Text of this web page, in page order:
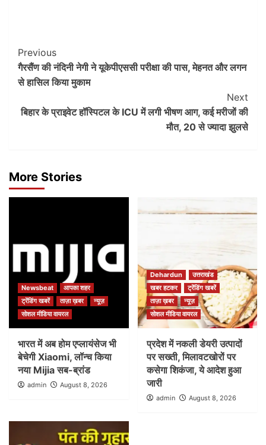
Post
Navigation
Previous
गैरसैंण की नंदिनी नेगी ने यूकेपीएससी परीक्षा की पास, मेहनत और लगन
से हासिल किया मुकाम
Next
बिहार के प्राइवेट हॉस्पिटल के ICU में लगी भीषण आग, कई मरीजों की
मौत, 20 से ज्यादा झुलसे
More Stories
Newsbeat
आपका शहर
ट्रेंडिंग खबरें
ताज़ा ख़बर
न्यूज़
सोशल मीडिया वायरल
भारत में अब होम एप्लायंसेज भी
बेचेगी Xiaomi, लॉन्च किया
नया Mijia सब-ब्रांड
admin August 8, 2026
Dehardun
उत्तराखंड
खबर हटकर
ट्रेंडिंग खबरें
ताज़ा ख़बर
न्यूज़
सोशल मीडिया वायरल
प्रदेश में नकली डेयरी उत्पादों
पर सख्ती, मिलावटखोरों पर
कसेगा शिकंजा, ये आदेश हुआ
जारी
admin August 8, 2026